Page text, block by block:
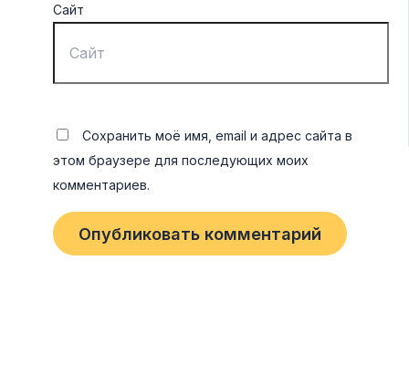
Сайт
Сохранить моё имя, email и адрес сайта в
этом браузере для последующих моих
комментариев.